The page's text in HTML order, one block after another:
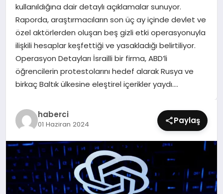
SIYASET
SPOR
TEKNOLOJI
YAŞAM
kullanıldığına dair detaylı açıklamalar sunuyor.
Raporda, araştırmacıların son üç ay içinde devlet ve
özel aktörlerden oluşan beş gizli etki operasyonuyla
ilişkili hesaplar keşfettiği ve yasakladığı belirtiliyor.
Operasyon Detayları İsrailli bir firma, ABD’li
öğrencilerin protestolarını hedef alarak Rusya ve
birkaç Baltık ülkesine eleştirel içerikler yaydı….
haberci
01 Haziran 2024 Paylaş